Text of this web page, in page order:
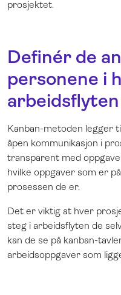
prosjektet.
Definér de
personene i
arbeidsflyten
Kanban-metoden legger
åpen kommunikasjon i
transparent med
hvilke oppgaver som er
prosessen de er.
Det er viktig at hver
steg i arbeidsflyten de
kan de se på kanban-
arbeidsoppgaver som